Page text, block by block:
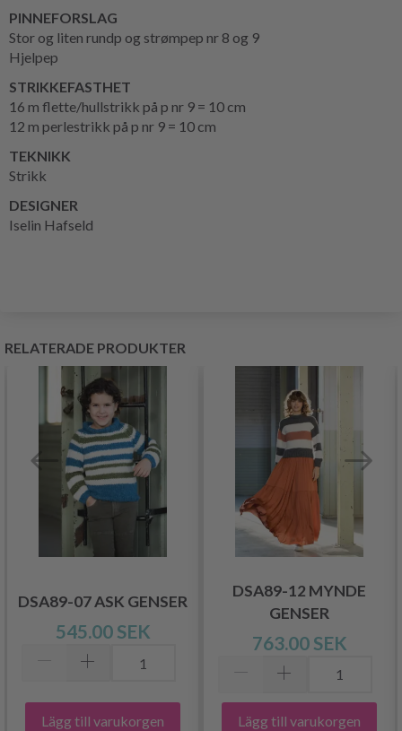
PINNEFORSLAG
Stor og liten rundp og strømpep nr 8 og 9
Hjelpep
STRIKKEFASTHET
16 m flette/hullstrikk på p nr 9 = 10 cm
12 m perlestrikk på p nr 9 = 10 cm
TEKNIKK
Strikk
DESIGNER
Iselin Hafseld
RELATERADE PRODUKTER
DSA89-07 ASK GENSER
545.00 SEK
Lägg till varukorgen
DSA89-12 MYNDE
GENSER
763.00 SEK
Lägg till varukorgen